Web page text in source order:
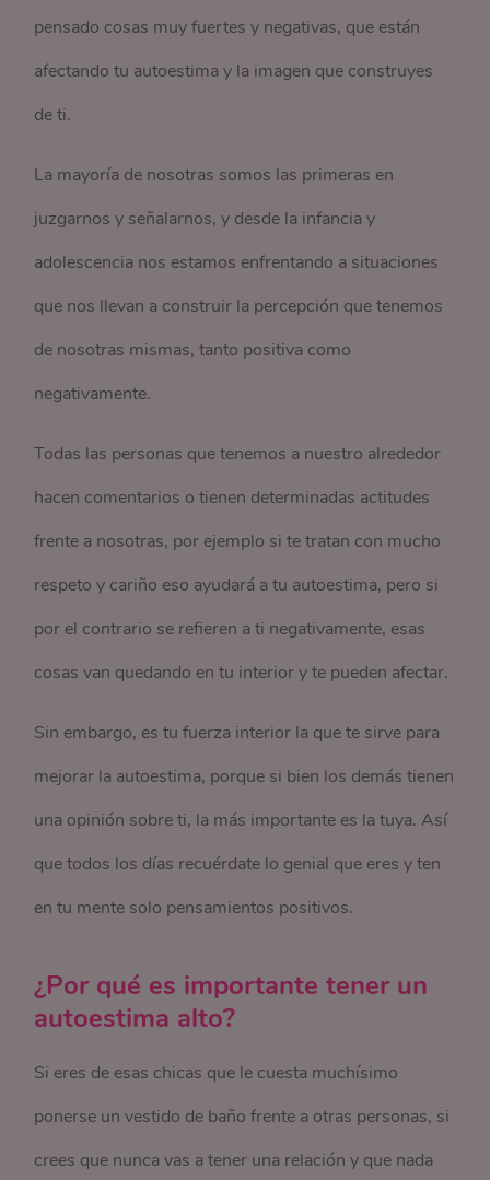
pensado cosas muy fuertes y negativas, que están
afectando tu autoestima y la imagen que construyes
de ti.
La mayoría de nosotras somos las primeras en
juzgarnos y señalarnos, y desde la infancia y
adolescencia nos estamos enfrentando a situaciones
que nos llevan a construir la percepción que tenemos
de nosotras mismas, tanto positiva como
negativamente.
Todas las personas que tenemos a nuestro alrededor
hacen comentarios o tienen determinadas actitudes
frente a nosotras, por ejemplo si te tratan con mucho
respeto y cariño eso ayudará a tu autoestima, pero si
por el contrario se refieren a ti negativamente, esas
cosas van quedando en tu interior y te pueden afectar.
Sin embargo, es tu fuerza interior la que te sirve para
mejorar la autoestima, porque si bien los demás tienen
una opinión sobre ti, la más importante es la tuya. Así
que todos los días recuérdate lo genial que eres y ten
en tu mente solo pensamientos positivos.
¿Por qué es importante tener un
autoestima alto?
Si eres de esas chicas que le cuesta muchísimo
ponerse un vestido de baño frente a otras personas, si
crees que nunca vas a tener una relación y que nada